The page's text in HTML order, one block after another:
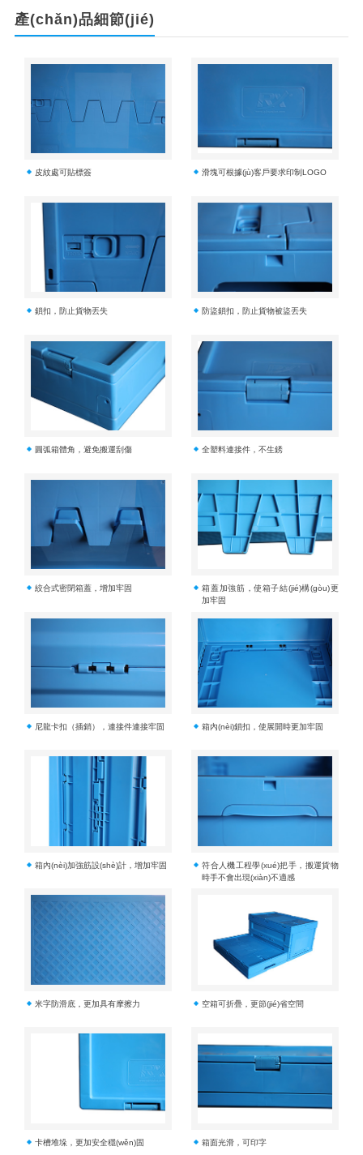
產(chǎn)品細節(jié)
皮紋處可貼標簽 滑塊可根據(jù)客戶要求印制LOGO
鎖扣，防止貨物丟失 防盜鎖扣，防止貨物被盜丟失
圓弧箱體角，避免搬運刮傷 全塑料連接件，不生銹
絞合式密閉箱蓋，增加牢固
箱蓋加強筋，使箱子結(jié)構(gòu)更
加牢固
尼龍卡扣（插銷），連接件連接牢固 箱內(nèi)鎖扣，使展開時更加牢固
箱內(nèi)加強筋設(shè)計，增加牢固
符合人機工程學(xué)把手，搬運貨物
時手不會出現(xiàn)不適感
米字防滑底，更加具有摩擦力 空箱可折疊，更節(jié)省空間
卡槽堆垛，更加安全穩(wěn)固 箱面光滑，可印字